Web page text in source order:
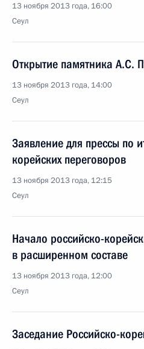
13 ноября 2013 года, 16:00
Сеул
Открытие памятника А.С.
13 ноября 2013 года, 14:00
Сеул
Заявление для прессы по
корейских переговоров
13 ноября 2013 года, 12:15
Сеул
Начало российско-
в расширенном составе
13 ноября 2013 года, 12:00
Сеул
Заседание Российско-